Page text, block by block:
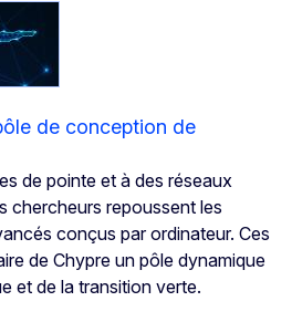
de conception de
de pointe et à des réseaux
chercheurs repoussent les
conçus par ordinateur. Ces
de Chypre un pôle dynamique
et de la transition verte.